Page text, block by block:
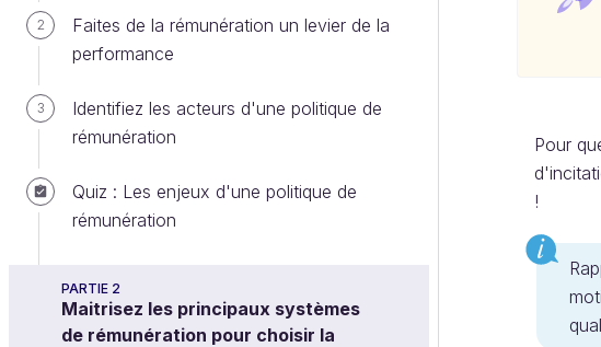
2
Faites de la rémunération un levier de la
performance
3
Identifiez les acteurs d'une politique de
rémunération
Quiz : Les enjeux d'une politique de
rémunération
PARTIE 2
Maitrisez les principaux systèmes
de rémunération pour choisir la
Pour
!